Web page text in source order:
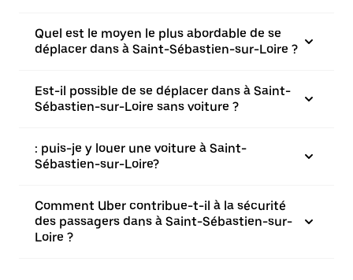
Quel est le moyen le plus abordable de se
déplacer dans à Saint-Sébastien-sur-Loire ?
Est-il possible de se déplacer dans à Saint-
Sébastien-sur-Loire sans voiture ?
: puis-je y louer une voiture à Saint-
Sébastien-sur-Loire?
Comment Uber contribue-t-il à la sécurité
des passagers dans à Saint-Sébastien-sur-
Loire ?